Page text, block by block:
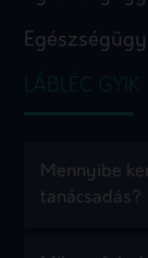
LÁBLÉC GYIK
Mennyibe
tanácsadás?